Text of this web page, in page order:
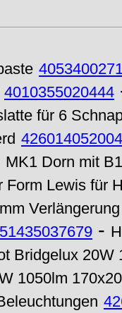
4010355020444
für 6
MK1 Dorn mit
Lewis für
-
Bridgelux 20W
1050lm